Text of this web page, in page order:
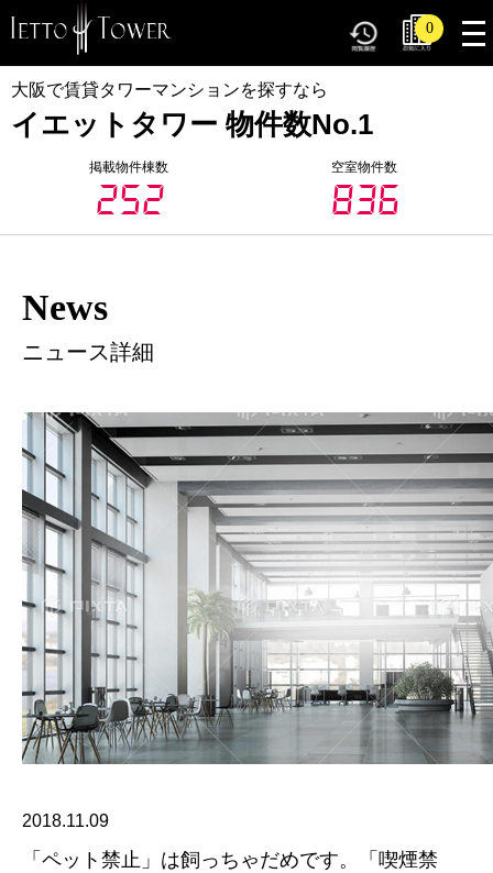
0
大阪で賃貸タワーマンションを探すなら
イエットタワー 物件数No.1
掲載物件棟数
252
空室物件数
836
News
ニュース詳細
2018.11.09
「ペット禁止」は飼っちゃだめです。「喫煙禁